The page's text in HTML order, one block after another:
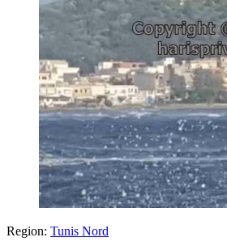
Region: Tunis Nord